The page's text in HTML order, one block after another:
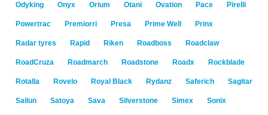
Odyking Onyx Orium Otani Ovation Pace Pirelli
Powertrac Premiorri Presa Prime Well Prinx
Radar tyres Rapid Riken Roadboss Roadclaw
RoadCruza Roadmarch Roadstone Roadx Rockblade
Rotalla Rovelo Royal Black Rydanz Saferich Sagitar
Sailun Satoya Sava Silverstone Simex Sonix